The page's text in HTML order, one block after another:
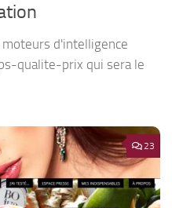
d'intelligence
qualite-prix qui sera le
23